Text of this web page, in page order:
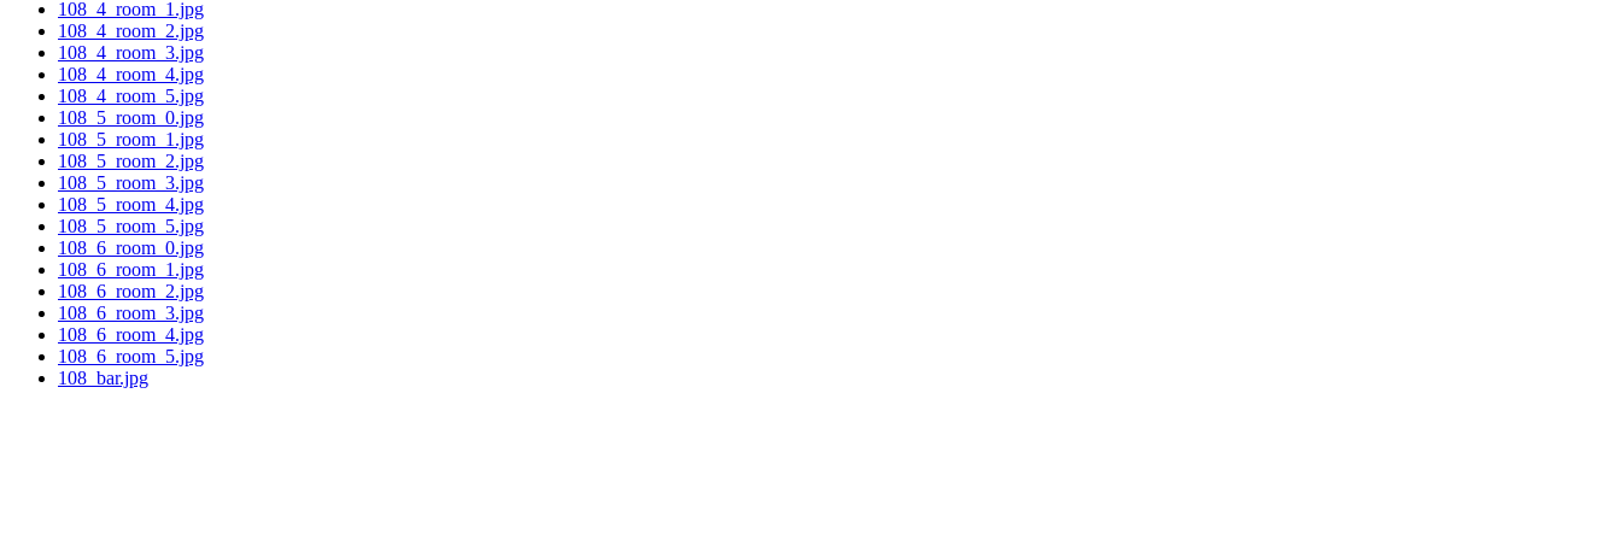
108_4_room_1.jpg
108_4_room_2.jpg
108_4_room_3.jpg
108_4_room_4.jpg
108_4_room_5.jpg
108_5_room_0.jpg
108_5_room_1.jpg
108_5_room_2.jpg
108_5_room_3.jpg
108_5_room_4.jpg
108_5_room_5.jpg
108_6_room_0.jpg
108_6_room_1.jpg
108_6_room_2.jpg
108_6_room_3.jpg
108_6_room_4.jpg
108_6_room_5.jpg
108_bar.jpg